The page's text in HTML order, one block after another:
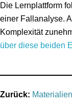
Die Lernplattform
einer Fallanalyse.
Komplexität
über diese beiden
Zurück: Materialien